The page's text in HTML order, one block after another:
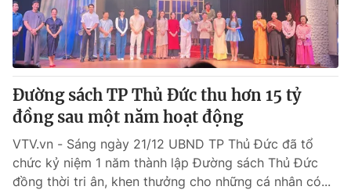
Sản phẩm
Thị trường
Tư vấn
Lịch phát sóng
Chuyên mục khác
Emagazine Podcast
Photo Infographic
Đường sách TP Thủ Đức thu hơn 15 tỷ
đồng sau một năm hoạt động
VTV.vn - Sáng ngày 21/12 UBND TP Thủ Đức đã tổ
chức kỷ niệm 1 năm thành lập Đường sách Thủ Đức
đồng thời tri ân, khen thưởng cho những cá nhân có...